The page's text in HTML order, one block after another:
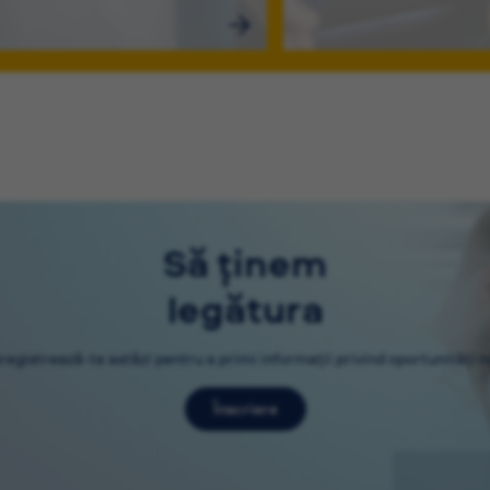
Să ținem
legătura
te astăzi pentru a primi informații privind oportunități
Înscriere